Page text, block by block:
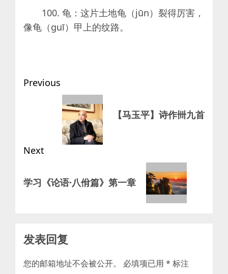
100. 龟：这片土地龟（jūn）裂得厉害，
像龟（guī）甲上的纹路。
Post
navigation
Previous
【马玉平】诗作卌九首
Next
post:
学习《论语·八佾篇》第一章
发表回复
您的邮箱地址不会被公开。 必填项已用 * 标注